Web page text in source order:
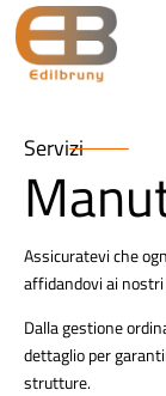
Servizi
Assicuratevi che
affidandovi ai
Dalla gestione
dettaglio per
strutture.